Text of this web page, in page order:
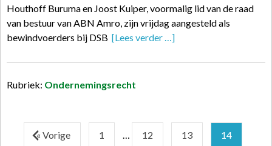
Houthoff Buruma en Joost Kuiper, voormalig lid van de raad
van bestuur van ABN Amro, zijn vrijdag aangesteld als
bewindvoerders bij DSB [Lees verder …]
Rubriek: Ondernemingsrecht
« Vorige 1 … 12 13 14